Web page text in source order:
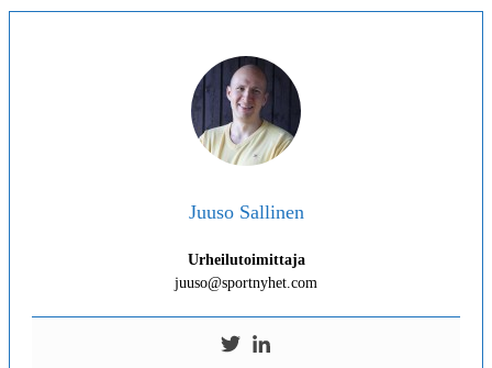
Juuso Sallinen
Urheilutoimittaja
juuso@sportnyhet.com